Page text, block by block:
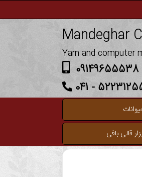
Mandeghar
Yarn and computer
قالی بافی